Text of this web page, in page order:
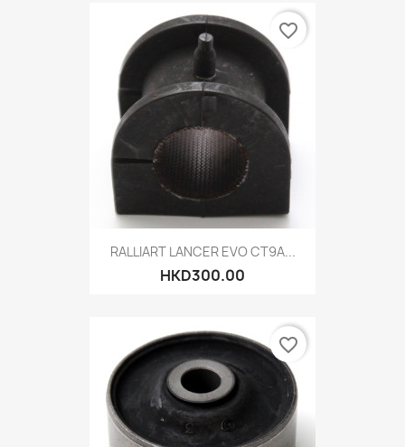
RALLIART LANCER EVO CT9A...
HKD300.00
favorite_border
favorite_border